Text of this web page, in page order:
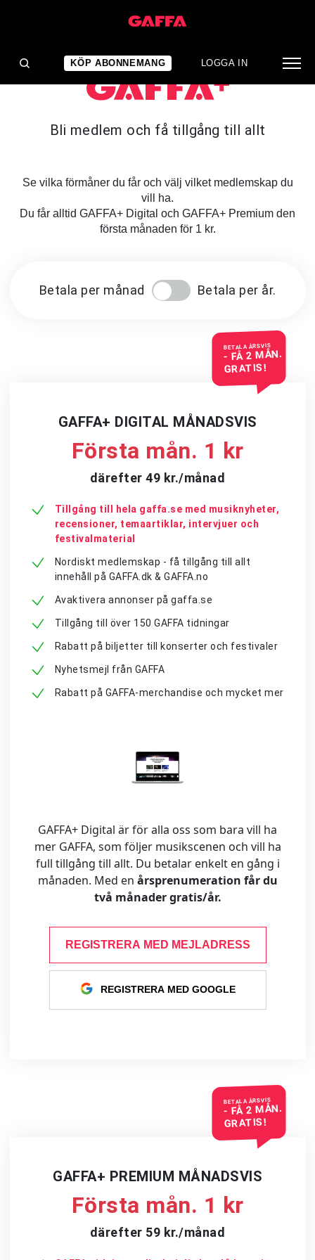
KÖP ABONNEMANG LOGGA IN
Bli medlem och få tillgång till allt
Se vilka förmåner du får och välj vilket medlemskap du
vill ha.
Du får alltid GAFFA+ Digital och GAFFA+ Premium den
första månaden för 1 kr.
Betala per månad Betala per år.
BETALA ÅRSVIS
- FÅ 2 MÅN.
GRATIS!
GAFFA+ DIGITAL MÅNADSVIS
Första mån. 1 kr
därefter 49 kr./månad
Tillgång till hela gaffa.se med musiknyheter,
recensioner, temaartiklar, intervjuer och
festivalmaterial
Nordiskt medlemskap - få tillgång till allt
innehåll på GAFFA.dk & GAFFA.no
Avaktivera annonser på gaffa.se
Tillgång till över 150 GAFFA tidningar
Rabatt på biljetter till konserter och festivaler
Nyhetsmejl från GAFFA
Rabatt på GAFFA-merchandise och mycket mer
GAFFA+ Digital är för alla oss som bara vill ha
mer GAFFA, som följer musikscenen och vill ha
full tillgång till allt. Du betalar enkelt en gång i
månaden. Med en årsprenumeration får du
två månader gratis/år.
REGISTRERA MED MEJLADRESS
REGISTRERA MED GOOGLE
BETALA ÅRSVIS
- FÅ 2 MÅN.
GRATIS!
GAFFA+ PREMIUM MÅNADSVIS
Första mån. 1 kr
därefter 59 kr./månad